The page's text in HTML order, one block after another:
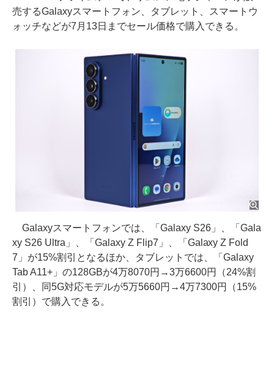
売するGalaxyスマートフォン、タブレット、スマートウ
ォッチなどが7月13日までセール価格で購入できる。
Galaxyスマートフォンでは、「Galaxy S26」、「Gala
xy S26 Ultra」、「Galaxy Z Flip7」、「Galaxy Z Fold
7」が15%割引となるほか、タブレットでは、「Galaxy
Tab A11+」の128GBが4万8070円→3万6600円（24%割
引）、同5G対応モデルが5万5660円→4万7300円（15%
割引）で購入できる。